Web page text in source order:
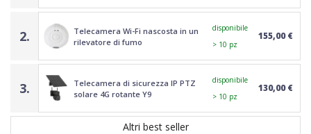
2.
Telecamera Wi-Fi nascosta in un
rilevatore di fumo
disponibile
> 10 pz
155,00 €
3.
Telecamera di sicurezza IP PTZ
solare 4G rotante Y9
disponibile
> 10 pz
130,00 €
Altri best seller